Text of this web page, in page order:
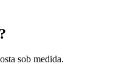
sob medida.